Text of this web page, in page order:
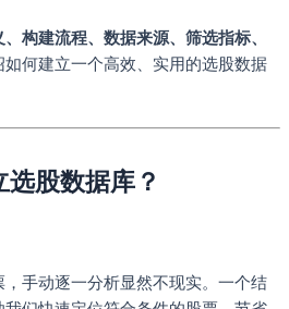
构建流程、数据来源、筛选指标、
何建立一个高效、实用的选股数据
股数据库？
手动逐一分析显然不现实。一个结